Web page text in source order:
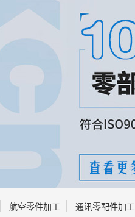
航空零件加工 通讯零配件加工